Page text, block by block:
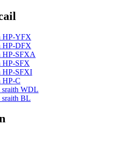
HP-YFX
HP-DFX
HP-SFXA
HP-SFX
HP-SFXI
HP-C
sraith WDL
sraith BL